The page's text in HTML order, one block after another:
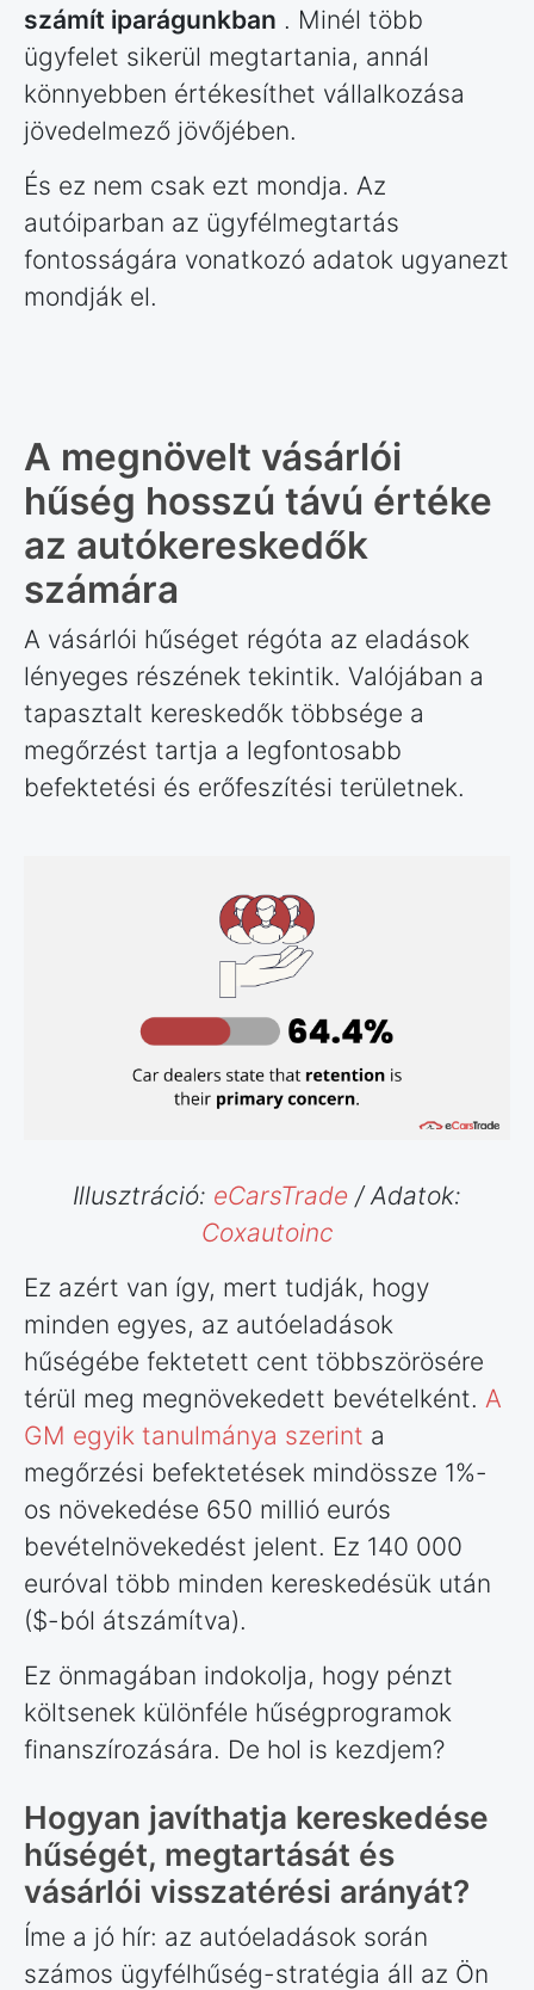
számít iparágunkban . Minél több
ügyfelet sikerül megtartania, annál
könnyebben értékesíthet vállalkozása
jövedelmező jövőjében.
És ez nem csak ezt mondja. Az
autóiparban az ügyfélmegtartás
fontosságára vonatkozó adatok ugyanezt
mondják el.
A megnövelt vásárlói
hűség hosszú távú értéke
az autókereskedők
számára
A vásárlói hűséget régóta az eladások
lényeges részének tekintik. Valójában a
tapasztalt kereskedők többsége a
megőrzést tartja a legfontosabb
befektetési és erőfeszítési területnek.
Illusztráció: eCarsTrade / Adatok:
Coxautoinc
Ez azért van így, mert tudják, hogy
minden egyes, az autóeladások
hűségébe fektetett cent többszörösére
térül meg megnövekedett bevételként. A
GM egyik tanulmánya szerint a
megőrzési befektetések mindössze 1%-
os növekedése 650 millió eurós
bevételnövekedést jelent. Ez 140 000
euróval több minden kereskedésük után
($-ból átszámítva).
Ez önmagában indokolja, hogy pénzt
költsenek különféle hűségprogramok
finanszírozására. De hol is kezdjem?
Hogyan javíthatja kereskedése
hűségét, megtartását és
vásárlói visszatérési arányát?
Íme a jó hír: az autóeladások során
számos ügyfélhűség-stratégia áll az Ön